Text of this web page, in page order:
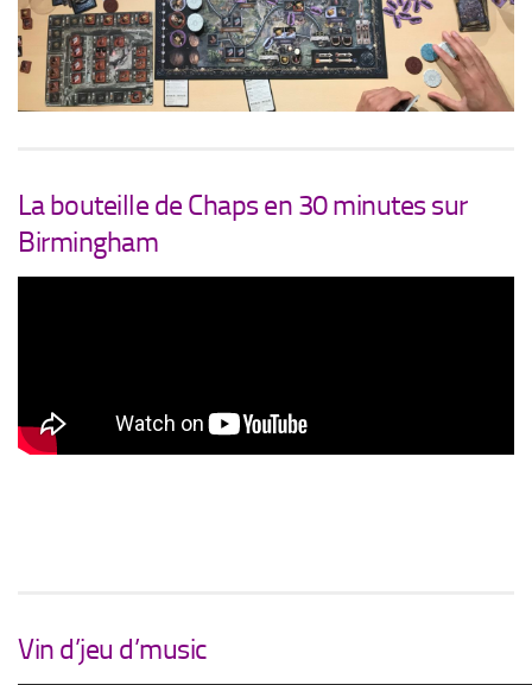
La bouteille de Chaps en 30 minutes sur
Birmingham
Vin d’jeu d’music